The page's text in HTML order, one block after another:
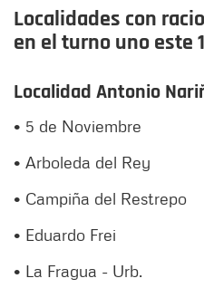
Localidades con
en el turno uno este
Localidad Antonio
• 5 de Noviembre
• Arboleda del Rey
• Campiña del Restrepo
• Eduardo Frei
• La Fragua - Urb.